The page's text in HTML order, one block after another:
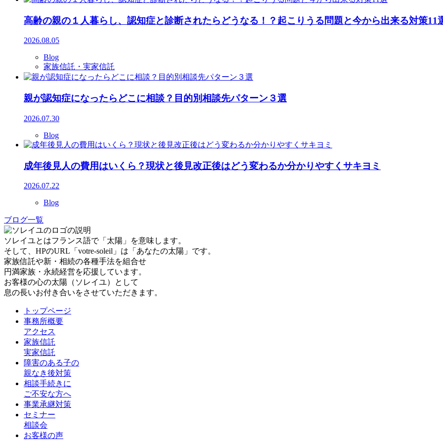
高齢の親の１人暮らし、認知症と診断されたらどうなる！？起こりうる問題と今から出来る対策11
2026.08.05
Blog
家族信託・実家信託
親が認知症になったらどこに相談？目的別相談先パターン３選
2026.07.30
Blog
成年後見人の費用はいくら？現状と後見改正後はどう変わるか分かりやすくサキヨミ
2026.07.22
Blog
ブログ一覧
ソレイユとはフランス語で「太陽」を意味します。
そして、HPのURL「votre-soleil」は「あなたの太陽」です。
家族信託や新・相続の各種手法を組合せ
円満家族・永続経営を応援しています。
お客様の心の太陽（ソレイユ）として
息の長いお付き合いをさせていただきます。
トップページ
事務所概要
アクセス
家族信託
実家信託
障害のある子の
親なき後対策
相談手続きに
ご不安な方へ
事業承継対策
セミナー
相談会
お客様の声